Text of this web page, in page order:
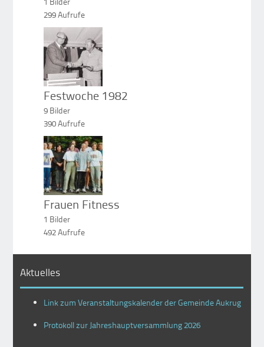
299 Aufrufe
[2019-01-05]
Festwoche 1982
9 Bilder
390 Aufrufe
[2019-01-05]
Frauen Fitness
1 Bilder
492 Aufrufe
Aktuelles
Link zum Veranstaltungskalender der Gemeinde Aukrug
Protokoll zur Jahreshauptversammlung 2026